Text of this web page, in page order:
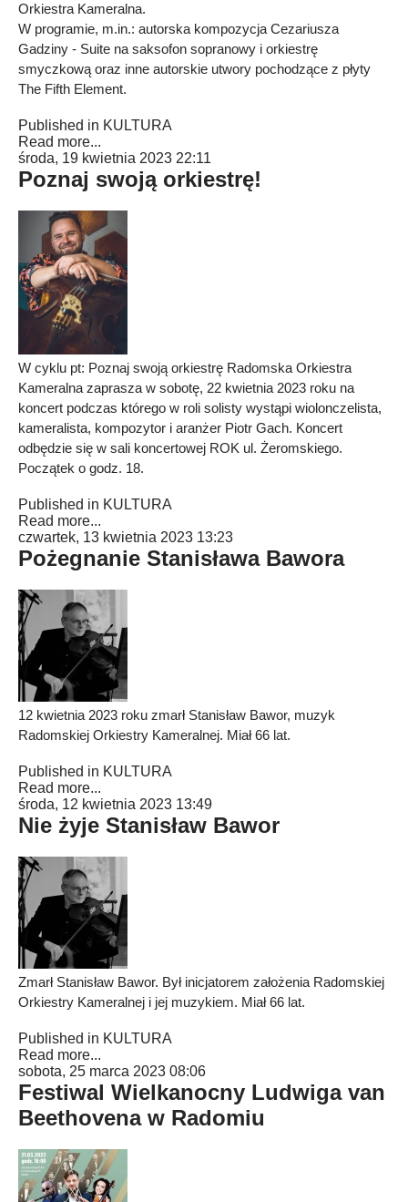
Orkiestra Kameralna.
W programie, m.in.: autorska kompozycja Cezariusza
Gadziny - Suite na saksofon sopranowy i orkiestrę
smyczkową oraz inne autorskie utwory pochodzące z płyty
The Fifth Element.
Published in KULTURA
Read more...
środa, 19 kwietnia 2023 22:11
Poznaj swoją orkiestrę!
W cyklu pt: Poznaj swoją orkiestrę Radomska Orkiestra
Kameralna zaprasza w sobotę, 22 kwietnia 2023 roku na
koncert podczas którego w roli solisty wystąpi wiolonczelista,
kameralista, kompozytor i aranżer Piotr Gach. Koncert
odbędzie się w sali koncertowej ROK ul. Żeromskiego.
Początek o godz. 18.
Published in KULTURA
Read more...
czwartek, 13 kwietnia 2023 13:23
Pożegnanie Stanisława Bawora
12 kwietnia 2023 roku zmarł Stanisław Bawor, muzyk
Radomskiej Orkiestry Kameralnej. Miał 66 lat.
Published in KULTURA
Read more...
środa, 12 kwietnia 2023 13:49
Nie żyje Stanisław Bawor
Zmarł Stanisław Bawor. Był inicjatorem założenia Radomskiej
Orkiestry Kameralnej i jej muzykiem. Miał 66 lat.
Published in KULTURA
Read more...
sobota, 25 marca 2023 08:06
Festiwal Wielkanocny Ludwiga van
Beethovena w Radomiu